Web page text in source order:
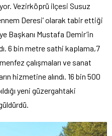
Vezirköprü ilçesi Susuz
Deresi’ olarak tabir ettiği
Başkanı Mustafa Demir’in
6 bin metre sathi kaplama,7
çalışmaları ve sanat
hizmetine alındı. 16 bin 500
yeni güzergahtaki